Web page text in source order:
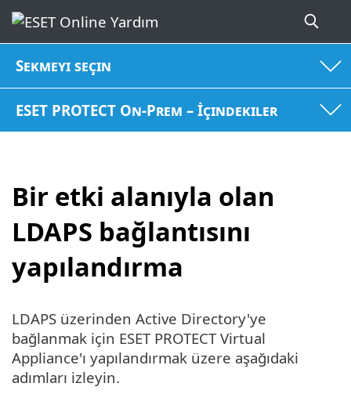
Sekmeyi seçin
ESET PROTECT On-Prem – İçindekiler
Bir etki alanıyla olan
LDAPS bağlantısını
yapılandırma
LDAPS üzerinden Active Directory'ye
bağlanmak için ESET PROTECT Virtual
Appliance'ı yapılandırmak üzere aşağıdaki
adımları izleyin.